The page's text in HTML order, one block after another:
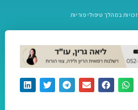
זכויות במהלך טיפולי פוריות